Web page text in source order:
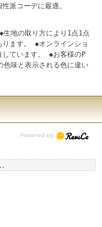
派コーデに最適。
地の取り方により1点1点
ます。 ◆オンラインショ
しています。 ◆お客様のP
味と表示される色に違い